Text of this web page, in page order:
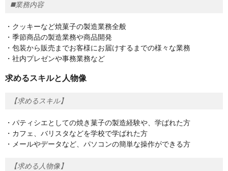
◼️業務内容
・クッキーなど焼菓子の製造業務全般
・季節商品の製造業務や商品開発
・包装から販売までお客様にお届けするまでの様々な業務
・社内プレゼンや事務業務など
求めるスキルと人物像
【求めるスキル】
・パティシエとしての焼き菓子の製造経験や、学ばれた方
・カフェ、バリスタなどを学校で学ばれた方
・メールやデータなど、パソコンの簡単な操作ができる方
【求める人物像】